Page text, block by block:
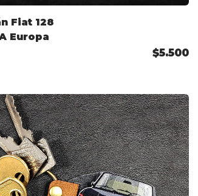
Fiat 128
Europa
$5.500